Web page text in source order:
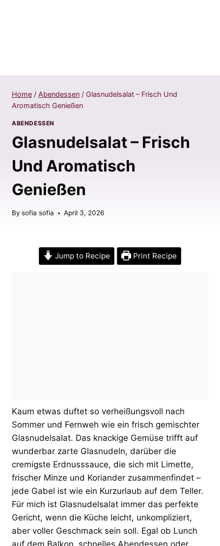
Home / Abendessen / Glasnudelsalat – Frisch Und
Aromatisch Genießen
ABENDESSEN
Glasnudelsalat – Frisch
Und Aromatisch
Genießen
By sofia sofia April 3, 2026
Jump to Recipe Print Recipe
Kaum etwas duftet so verheißungsvoll nach
Sommer und Fernweh wie ein frisch gemischter
Glasnudelsalat. Das knackige Gemüse trifft auf
wunderbar zarte Glasnudeln, darüber die
cremigste Erdnusssauce, die sich mit Limette,
frischer Minze und Koriander zusammenfindet –
jede Gabel ist wie ein Kurzurlaub auf dem Teller.
Für mich ist Glasnudelsalat immer das perfekte
Gericht, wenn die Küche leicht, unkompliziert,
aber voller Geschmack sein soll. Egal ob Lunch
auf dem Balkon, schnelles Abendessen oder